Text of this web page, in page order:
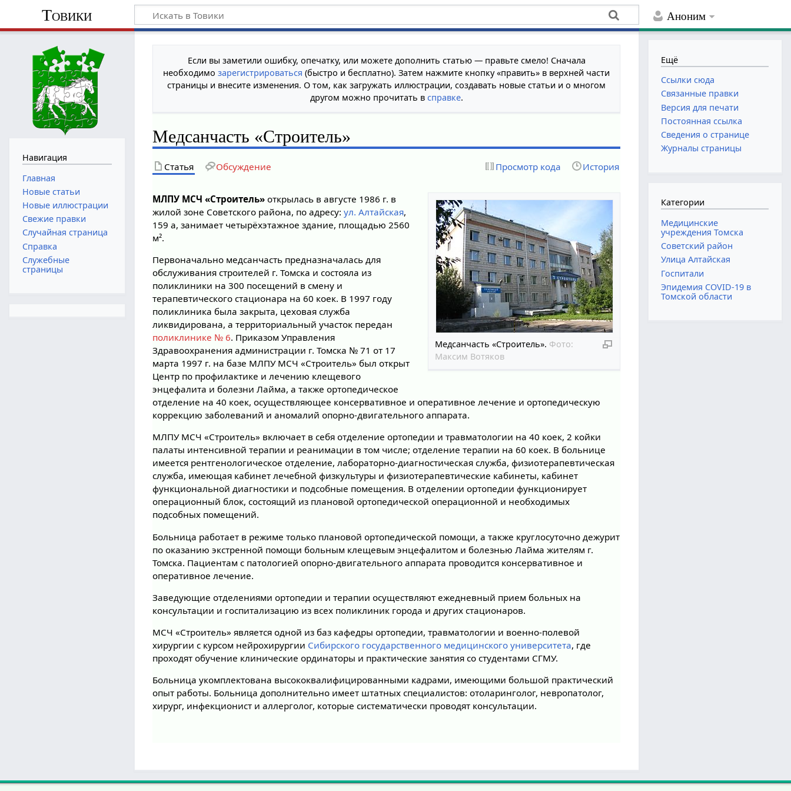
Аноним
Товики
Если вы заметили ошибку, опечатку, или можете дополнить статью — правьте смело! Сначала
необходимозарегистрироваться (быстро и бесплатно). Затем нажмите кнопку «править» в верхней части
страницы и внесите изменения. О том, как загружать иллюстрации, создавать новые статьи и о многом
другом можно прочитать в справке.
Медсанчасть «Строитель»
Статья Обсуждение Просмотр кода История
Медсанчасть «Строитель». Фото:
Максим Вотяков
МЛПУ МСЧ «Строитель» открылась в августе 1986 г. в
жилой зоне Советского района, по адресу:ул. Алтайская,
159 а, занимает четырёхэтажное здание, площадью 2560
м².
Первоначально медсанчасть предназначалась для
обслуживания строителей г. Томска и состояла из
поликлиники на 300 посещений в смену и
терапевтического стационара на 60 коек. В 1997 году
поликлиника была закрыта, цеховая служба
ликвидирована, а территориальный участок передан
поликлинике № 6. Приказом Управления
Здравоохранения администрации г. Томска № 71 от 17
марта 1997 г. на базе МЛПУ МСЧ «Строитель» был открыт
Центр по профилактике и лечению клещевого
энцефалита и болезни Лайма, а также ортопедическое
отделение на 40 коек, осуществляющее консервативное и оперативное лечение и ортопедическую
коррекцию заболеваний и аномалий опорно-двигательного аппарата.
МЛПУ МСЧ «Строитель» включает в себя отделение ортопедии и травматологии на 40 коек, 2 койки
палаты интенсивной терапии и реанимации в том числе; отделение терапии на 60 коек. В больнице
имеется рентгенологическое отделение, лабораторно-диагностическая служба, физиотерапевтическая
служба, имеющая кабинет лечебной физкультуры и физиотерапевтические кабинеты, кабинет
функциональной диагностики и подсобные помещения. В отделении ортопедии функционирует
операционный блок, состоящий из плановой ортопедической операционной и необходимых
подсобных помещений.
Больница работает в режиме только плановой ортопедической помощи, а также круглосуточно дежурит
по оказанию экстренной помощи больным клещевым энцефалитом и болезнью Лайма жителям г.
Томска. Пациентам с патологией опорно-двигательного аппарата проводится консервативное и
оперативное лечение.
Заведующие отделениями ортопедии и терапии осуществляют ежедневный прием больных на
консультации и госпитализацию из всех поликлиник города и других стационаров.
МСЧ «Строитель» является одной из баз кафедры ортопедии, травматологии и военно-полевой
хирургии с курсом нейрохирургии Сибирского государственного медицинского университета, где
проходят обучение клинические ординаторы и практические занятия со студентами СГМУ.
Больница укомплектована высококвалифицированными кадрами, имеющими большой практический
опыт работы. Больница дополнительно имеет штатных специалистов: отоларинголог, невропатолог,
хирург, инфекционист и аллерголог, которые систематически проводят консультации.
Навигация
Главная
Новые статьи
Новые иллюстрации
Свежие правки
Случайная страница
Справка
Служебные
страницы
Ещё
Ссылки сюда
Связанные правки
Версия для печати
Постоянная ссылка
Сведения о странице
Журналы страницы
Категории
Медицинские
учреждения Томска
Советский район
Улица Алтайская
Госпитали
Эпидемия COVID-19 в
Томской области